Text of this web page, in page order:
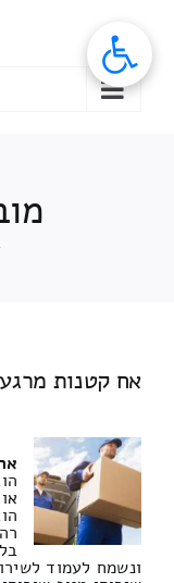
אח קטנות
ונשמח לעמוד